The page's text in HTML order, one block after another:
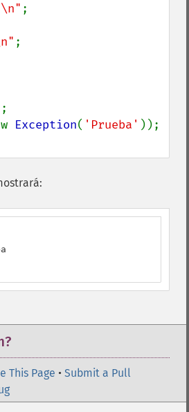
\n" ;
;
Exception( 'Prueba'
This Page • Submit a Pull